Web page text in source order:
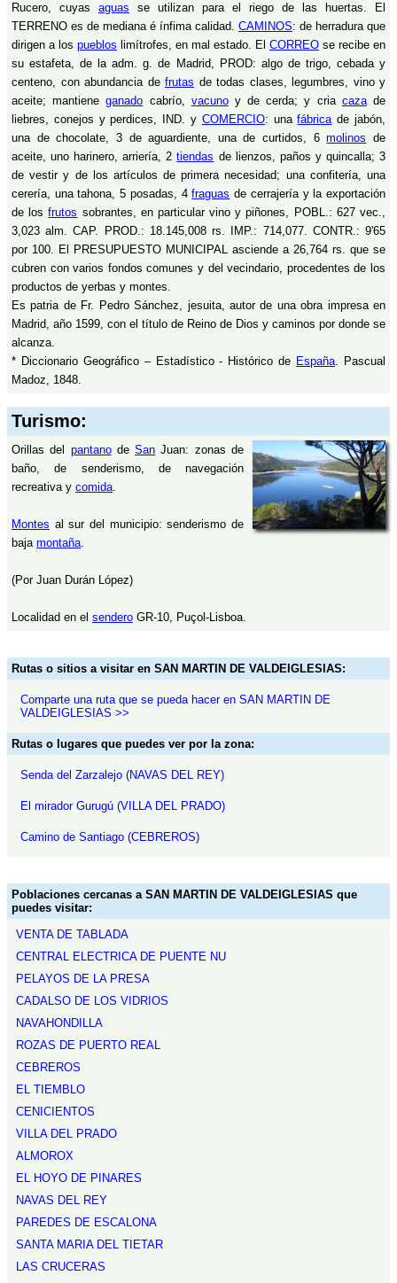
Rucero, cuyas aguas se utilizan para el riego de las huertas. El
TERRENO es de mediana é ínfima calidad. CAMINOS: de herradura que
dirigen a los pueblos limítrofes, en mal estado. El CORREO se recibe en
su estafeta, de la adm. g. de Madrid, PROD: algo de trigo, cebada y
centeno, con abundancia de frutas de todas clases, legumbres, vino y
aceite; mantieneganado cabrío, vacunoy de cerda; y cria cazade
liebres, conejos y perdices, IND. y COMERCIO: unafábricade jabón,
una de chocolate, 3 de aguardiente, una de curtidos, 6molinos de
aceite, uno harinero, arriería, 2tiendas de lienzos, paños y quincalla; 3
de vestir y de los artículos de primera necesidad; una confitería, una
cerería, una tahona, 5 posadas, 4fraguas de cerrajería y la exportación
de losfrutos sobrantes, en particular vino y piñones, POBL.: 627 vec.,
3,023 alm. CAP. PROD.: 18.145,008 rs. IMP.: 714,077. CONTR.: 9'65
por 100. El PRESUPUESTO MUNICIPAL asciende a 26,764 rs. que se
cubren con varios fondos comunes y del vecindario, procedentes de los
productos de yerbas y montes.
Es patria de Fr. Pedro Sánchez, jesuita, autor de una obra impresa en
Madrid, año 1599, con el título de Reino de Dios y caminos por donde se
alcanza.
* Diccionario Geográfico – Estadístico - Histórico de España. Pascual
Madoz, 1848.
Turismo:
Orillas del pantanodeSan Juan: zonas de
baño, de senderismo, de navegación
recreativa y comida.
Montes al sur del municipio: senderismo de
baja montaña.
(Por Juan Durán López)
Localidad en el sendero GR-10, Puçol-Lisboa.
Rutas o sitios a visitar en SAN MARTIN DE VALDEIGLESIAS:
Comparte una ruta que se pueda hacer en SAN MARTIN DE
VALDEIGLESIAS >>
Rutas o lugares que puedes ver por la zona:
Senda del Zarzalejo (NAVAS DEL REY)
El mirador Gurugú (VILLA DEL PRADO)
Camino de Santiago (CEBREROS)
Poblaciones cercanas a SAN MARTIN DE VALDEIGLESIAS que
puedes visitar:
VENTA DE TABLADA
CENTRAL ELECTRICA DE PUENTE NU
PELAYOS DE LA PRESA
CADALSO DE LOS VIDRIOS
NAVAHONDILLA
ROZAS DE PUERTO REAL
CEBREROS
EL TIEMBLO
CENICIENTOS
VILLA DEL PRADO
ALMOROX
EL HOYO DE PINARES
NAVAS DEL REY
PAREDES DE ESCALONA
SANTA MARIA DEL TIETAR
LAS CRUCERAS